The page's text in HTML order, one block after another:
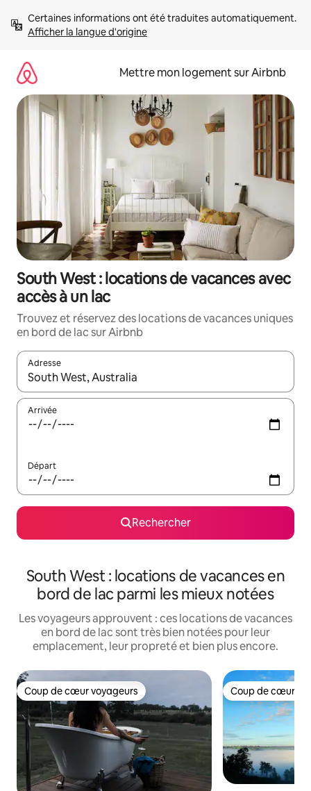
directement
Afficher la langue d'origine
Mettre mon logement sur Airbnb
South West : locations de vacances avec
accès à un lac
Trouvez et réservez des locations de vacances uniques
en bord de lac sur Airbnb
Adresse
Lorsque les résultats s'affichent, utilisez les flèches vers le
Arrivée
Départ
Rechercher
South West : locations de vacances en
bord de lac parmi les mieux notées
Les voyageurs approuvent : ces locations de vacances
en bord de lac sont très bien notées pour leur
emplacement, leur propreté et bien plus encore.
Coup de cœur voyageurs
Coup de cœur voyageurs Coup de cœur
Coup de cœur